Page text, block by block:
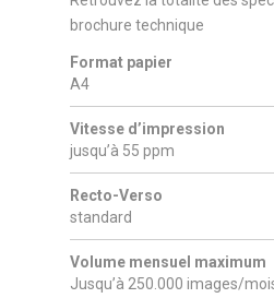
brochure technique
Format papier
A4
Vitesse d’impression
jusqu’à 55 ppm
Recto-Verso
standard
Volume mensuel maximum
Jusqu’à 250.000 images/